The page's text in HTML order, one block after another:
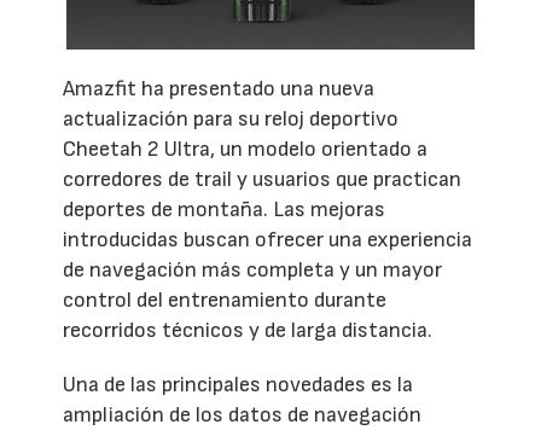
Amazfit ha presentado una nueva
actualización para su reloj deportivo
Cheetah 2 Ultra, un modelo orientado a
corredores de trail y usuarios que practican
deportes de montaña. Las mejoras
introducidas buscan ofrecer una experiencia
de navegación más completa y un mayor
control del entrenamiento durante
recorridos técnicos y de larga distancia.
Una de las principales novedades es la
ampliación de los datos de navegación